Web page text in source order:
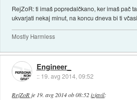
RejZoR: ti imaš popredalčkano, ker imaš pač
ukvarjati nekaj minut, na koncu dneva bi ti
Mostly Harmless
Engineer_
:: 19. avg 2014, 09:52
RejZoR je 19. avg 2014 ob 08:52 izjavil: